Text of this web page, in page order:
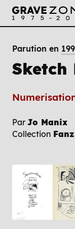
Parution en
Sketch
ParJo Manix
Collection